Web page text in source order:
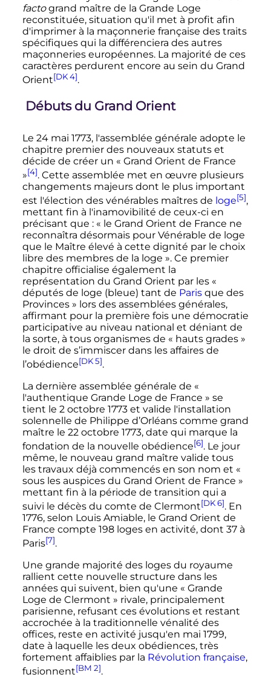
factogrand maître de la Grande Loge
reconstituée, situation qu'il met à profit afin
d'imprimer à la maçonnerie française des traits
spécifiques qui la différenciera des autres
maçonneries européennes. La majorité de ces
caractères perdurent encore au sein du Grand
Orient[DK 4].
Débuts du Grand Orient
Le 24 mai 1773, l'assemblée générale adopte le
chapitre premier des nouveaux statuts et
décide de créer un « Grand Orient de France
»[4]. Cette assemblée met en œuvre plusieurs
changements majeurs dont le plus important
est l'élection des vénérables maîtres de loge[5],
mettant fin à l'inamovibilité de ceux-ci en
précisant que : « le Grand Orient de France ne
reconnaîtra désormais pour Vénérable de loge
que le Maître élevé à cette dignité par le choix
libre des membres de la loge ». Ce premier
chapitre officialise également la
représentation du Grand Orient par les «
députés de loge (bleue) tant de Parisque des
Provinces » lors des assemblées générales,
affirmant pour la première fois une démocratie
participative au niveau national et déniant de
la sorte, à tous organismes de « hauts grades »
le droit de s’immiscer dans les affaires de
l’obédience[DK 5].
La dernière assemblée générale de «
l'authentique Grande Loge de France » se
tient le 2 octobre 1773et valide l'installation
solennelle de Philippe d’Orléans comme grand
maître le 22 octobre 1773, date qui marque la
fondation de la nouvelle obédience[6]. Le jour
même, le nouveau grand maître valide tous
les travaux déjà commencés en son nom et «
sous les auspices du Grand Orient de France »
mettant fin à la période de transition qui a
suivi le décès du comte de Clermont[DK 6]. En
1776, selon Louis Amiable, le Grand Orient de
France compte 198 loges en activité, dont 37 à
Paris[7].
Une grande majorité des loges du royaume
rallient cette nouvelle structure dans les
années qui suivent, bien qu'une « Grande
Loge de Clermont » rivale, principalement
parisienne, refusant ces évolutions et restant
accrochée à la traditionnelle vénalité des
offices, reste en activité jusqu'en mai 1799,
date à laquelle les deux obédiences, très
fortement affaiblies par la Révolution française,
fusionnent[BM 2].